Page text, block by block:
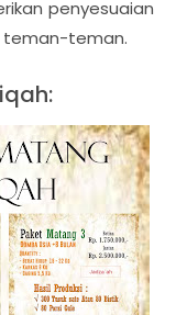
penyesuaian
teman-teman.